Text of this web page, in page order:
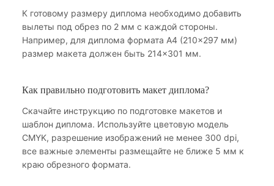
К готовому размеру диплома необходимо добавить
вылеты под обрез по 2 мм с каждой стороны.
Например, для диплома формата А4 (210×297 мм)
размер макета должен быть 214×301 мм.
Как правильно подготовить макет диплома?
Скачайте инструкцию по подготовке макетов и
шаблон диплома. Используйте цветовую модель
CMYK, разрешение изображений не менее 300 dpi,
все важные элементы размещайте не ближе 5 мм к
краю обрезного формата.